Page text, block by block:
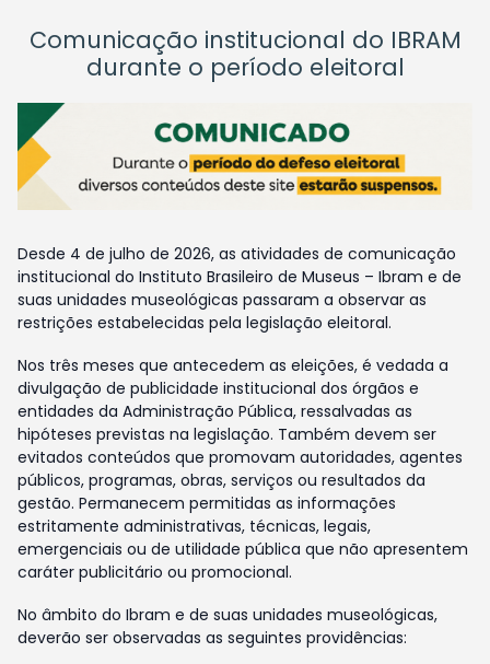
Comunicação institucional do IBRAM
durante o período eleitoral
Desde 4 de julho de 2026, as atividades de comunicação
institucional do Instituto Brasileiro de Museus – Ibram e de
suas unidades museológicas passaram a observar as
restrições estabelecidas pela legislação eleitoral.
Nos três meses que antecedem as eleições, é vedada a
divulgação de publicidade institucional dos órgãos e
entidades da Administração Pública, ressalvadas as
hipóteses previstas na legislação. Também devem ser
evitados conteúdos que promovam autoridades, agentes
públicos, programas, obras, serviços ou resultados da
gestão. Permanecem permitidas as informações
estritamente administrativas, técnicas, legais,
emergenciais ou de utilidade pública que não apresentem
caráter publicitário ou promocional.
No âmbito do Ibram e de suas unidades museológicas,
deverão ser observadas as seguintes providências: